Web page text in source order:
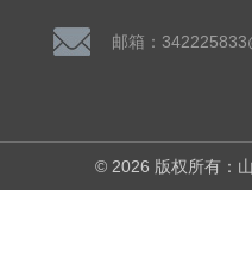
邮箱：
© 2026 版权所有：